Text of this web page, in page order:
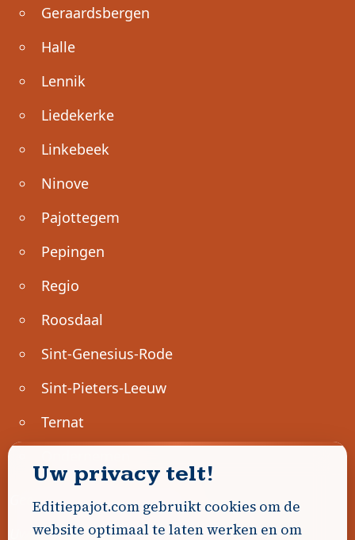
Geraardsbergen
Halle
Lennik
Liedekerke
Linkebeek
Ninove
Pajottegem
Pepingen
Regio
Roosdaal
Sint-Genesius-Rode
Sint-Pieters-Leeuw
Ternat
Geen advertenties gevonden.
Uw advertentie hier? Contacteer ons!
Uw privacy telt!
Editiepajot.com gebruikt cookies om de
website optimaal te laten werken en om